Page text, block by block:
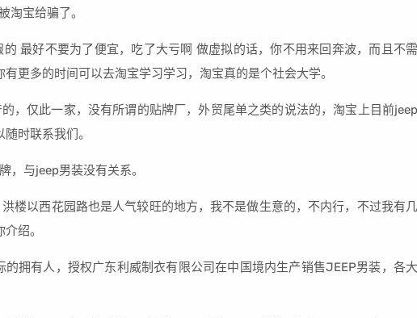
淘宝给骗了。
最好不要为了便宜，吃了大亏啊 做虚拟的话，你不用来回奔波，而且不需
更多的时间可以去淘宝学习学习，淘宝真的是个社会大学。
，仅此一家，没有所谓的贴牌厂，外贸尾单之类的说法的，淘宝上目前jeep
时联系我们。
，与jeep男装没有关系。
楼以西花园路也是人气较旺的地方，我不是做生意的，不内行，不过我有几
绍。
的拥有人，授权广东利威制衣有限公司在中国境内生产销售JEEP男装，各大